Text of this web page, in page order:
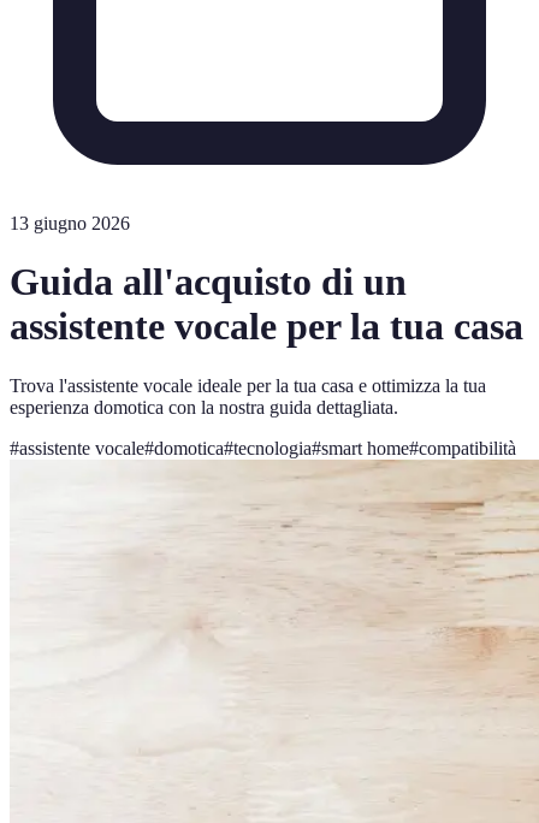
13 giugno 2026
Guida all'acquisto di un
assistente vocale per la tua casa
Trova l'assistente vocale ideale per la tua casa e ottimizza la tua
esperienza domotica con la nostra guida dettagliata.
#assistente vocale#domotica#tecnologia#smart home#compatibilità